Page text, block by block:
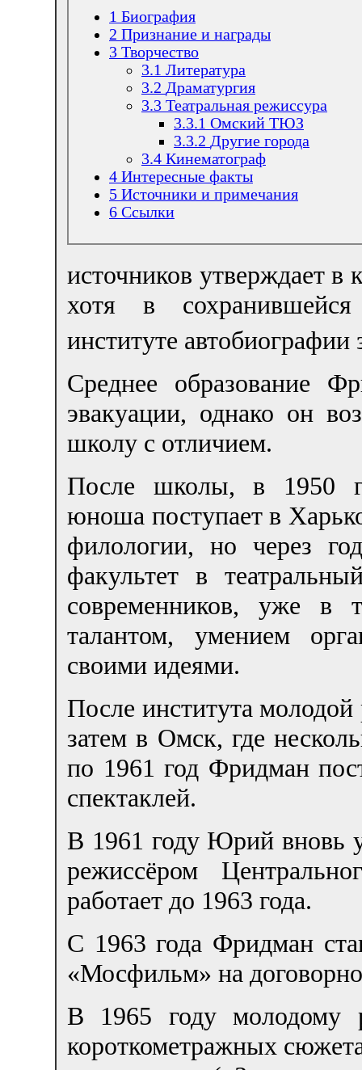
1 Биография
2 Признание и награды
3 Творчество
3.1 Литература
3.2 Драматургия
3.3 Театральная режиссура
3.3.1 Омский ТЮЗ
3.3.2 Другие города
3.4 Кинематограф
4 Интересные факты
5 Источники и примечания
6 Ссылки
источников утверждает в
хотя в
институте автобиографии
Среднее образование
эвакуации, однако он
школу с отличием.
После школы, в 1950
юноша поступает в
филологии, но через
факультет в
современников, уже в
талантом, умением
своими идеями.
После института
затем в Омск, где
по 1961 год Фридман
спектаклей.
В 1961 году Юрий вновь
режиссёром
работает до 1963 года.
С 1963 года Фридман
«Мосфильм» на
В 1965 году молодому
короткометражных